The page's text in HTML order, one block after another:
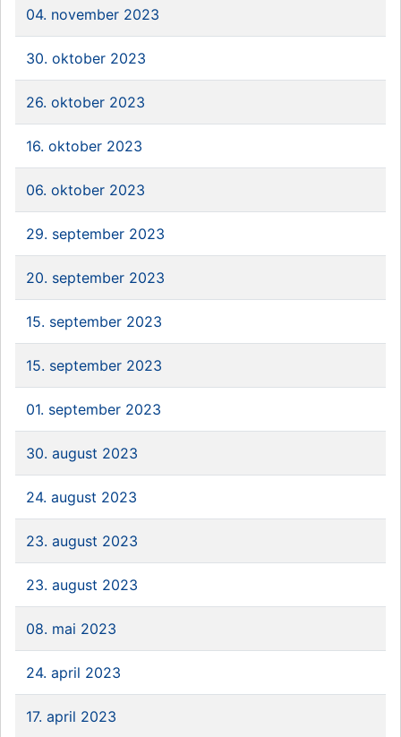
04. november 2023
30. oktober 2023
26. oktober 2023
16. oktober 2023
06. oktober 2023
29. september 2023
20. september 2023
15. september 2023
15. september 2023
01. september 2023
30. august 2023
24. august 2023
23. august 2023
23. august 2023
08. mai 2023
24. april 2023
17. april 2023